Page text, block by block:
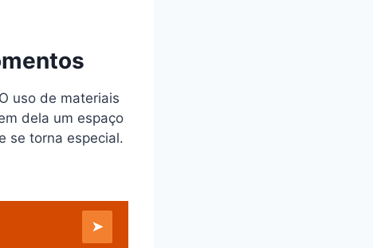
uso de materiais
dela um espaço
se torna especial.
➤